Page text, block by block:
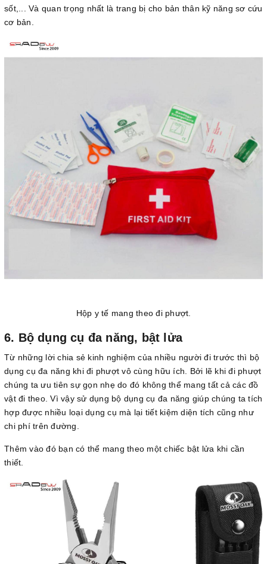
sốt,... Và quan trọng nhất là trang bị cho bản thân kỹ năng sơ cứu
cơ bản.
Hộp y tế mang theo đi phượt.
6. Bộ dụng cụ đa năng, bật lửa
Từ những lời chia sẻ kinh nghiệm của nhiều người đi trước thì bộ
dụng cụ đa năng khi đi phượt vô cùng hữu ích. Bởi lẽ khi đi phượt
chúng ta ưu tiên sự gọn nhẹ do đó không thể mang tất cả các đồ
vật đi theo. Vì vậy sử dụng bộ dụng cụ đa năng giúp chúng ta tích
hợp được nhiều loại dụng cụ mà lại tiết kiệm diện tích cũng như
chi phí trên đường.
Thêm vào đó bạn có thể mang theo một chiếc bật lửa khi cần
thiết.